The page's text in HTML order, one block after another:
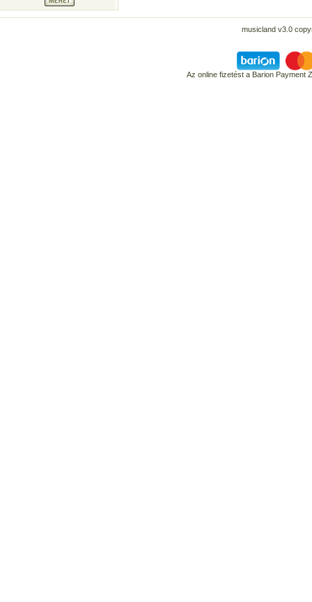
musicland v3.0
Az online fizetést a Barion Payment